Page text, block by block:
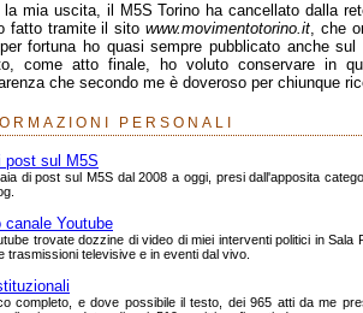
la mia uscita, il M5S Torino ha cancellato dalla
fatto tramite il sito www.movimentotorino.it, che
fortuna ho quasi sempre pubblicato anche
come atto finale, ho voluto conservare in
che secondo me è doveroso per chiunque
PERSONALI
post sul M5S
di post sul M5S dal 2008 a oggi, presi dall'apposita
canale Youtube
trovate dozzine di video di miei interventi politici in Sala
trasmissioni televisive e in eventi dal vivo.
completo, e dove possibile il testo, dei 965 atti da me